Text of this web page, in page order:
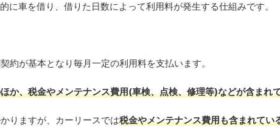
に車を借り、借りた日数によって利用料が発生する仕組みです。
約が基本となり毎月一定の利用料を支払います。
か、税金やメンテナンス費用(車検、点検、修理等)などが含まれ
りますが、カーリースでは税金やメンテナンス費用も含まれてい